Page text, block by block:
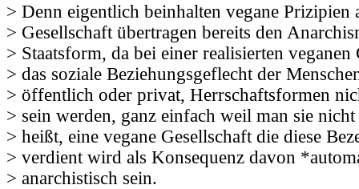
> Denn eigentlich beinhalten vegane Prizipien
> Gesellschaft übertragen bereits den
> Staatsform, da bei einer realisierten veganen
> das soziale Beziehungsgeflecht der
> öffentlich oder privat, Herrschaftsformen
> sein werden, ganz einfach weil man sie
> heißt, eine vegane Gesellschaft die diese
> verdient wird als Konsequenz davon
> anarchistisch sein.